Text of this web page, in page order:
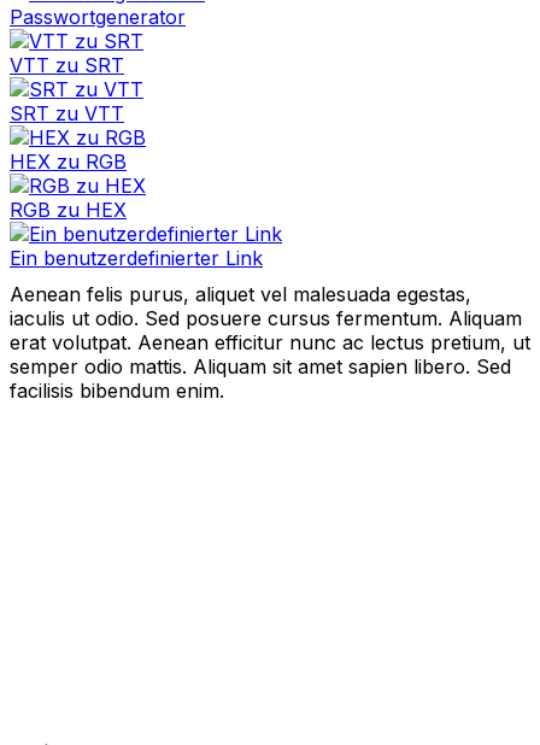
Passwortgenerator
VTT zu SRT
SRT zu VTT
HEX zu RGB
RGB zu HEX
Ein benutzerdefinierter Link
Aenean felis purus, aliquet vel malesuada egestas,
iaculis ut odio. Sed posuere cursus fermentum. Aliquam
erat volutpat. Aenean efficitur nunc ac lectus pretium, ut
semper odio mattis. Aliquam sit amet sapien libero. Sed
facilisis bibendum enim.